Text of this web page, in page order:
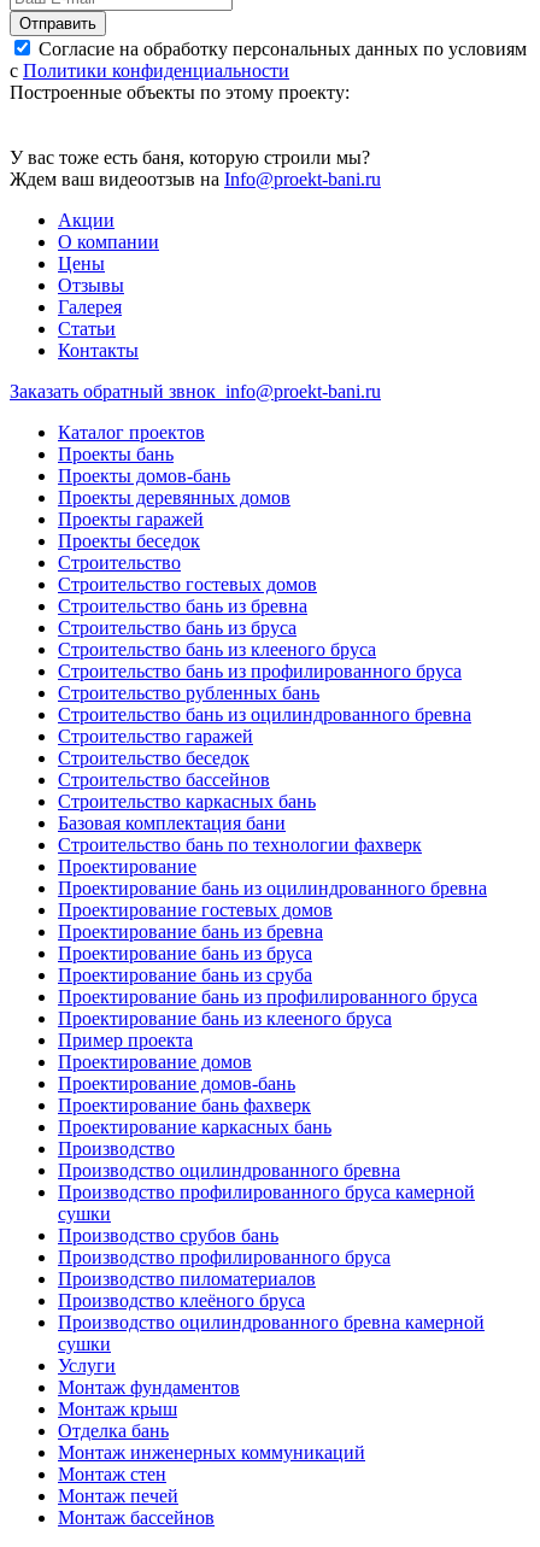
Отправить
Согласие на обработку персональных данных по условиям
с Политики конфиденциальности
Построенные объекты по этому проекту:
У вас тоже есть баня, которую строили мы?
Ждем ваш видеоотзыв на Info@proekt-bani.ru
Акции
О компании
Цены
Отзывы
Галерея
Статьи
Контакты
Заказать обратный звнок info@proekt-bani.ru
Каталог проектов
Проекты бань
Проекты домов-бань
Проекты деревянных домов
Проекты гаражей
Проекты беседок
Строительство
Строительство гостевых домов
Строительство бань из бревна
Строительство бань из бруса
Строительство бань из клееного бруса
Строительство бань из профилированного бруса
Строительство рубленных бань
Строительство бань из оцилиндрованного бревна
Строительство гаражей
Строительство беседок
Строительство бассейнов
Строительство каркасных бань
Базовая комплектация бани
Строительство бань по технологии фахверк
Проектирование
Проектирование бань из оцилиндрованного бревна
Проектирование гостевых домов
Проектирование бань из бревна
Проектирование бань из бруса
Проектирование бань из сруба
Проектирование бань из профилированного бруса
Проектирование бань из клееного бруса
Пример проекта
Проектирование домов
Проектирование домов-бань
Проектирование бань фахверк
Проектирование каркасных бань
Производство
Производство оцилиндрованного бревна
Производство профилированного бруса камерной
сушки
Производство срубов бань
Производство профилированного бруса
Производство пиломатериалов
Производство клеёного бруса
Производство оцилиндрованного бревна камерной
сушки
Услуги
Монтаж фундаментов
Монтаж крыш
Отделка бань
Монтаж инженерных коммуникаций
Монтаж стен
Монтаж печей
Монтаж бассейнов